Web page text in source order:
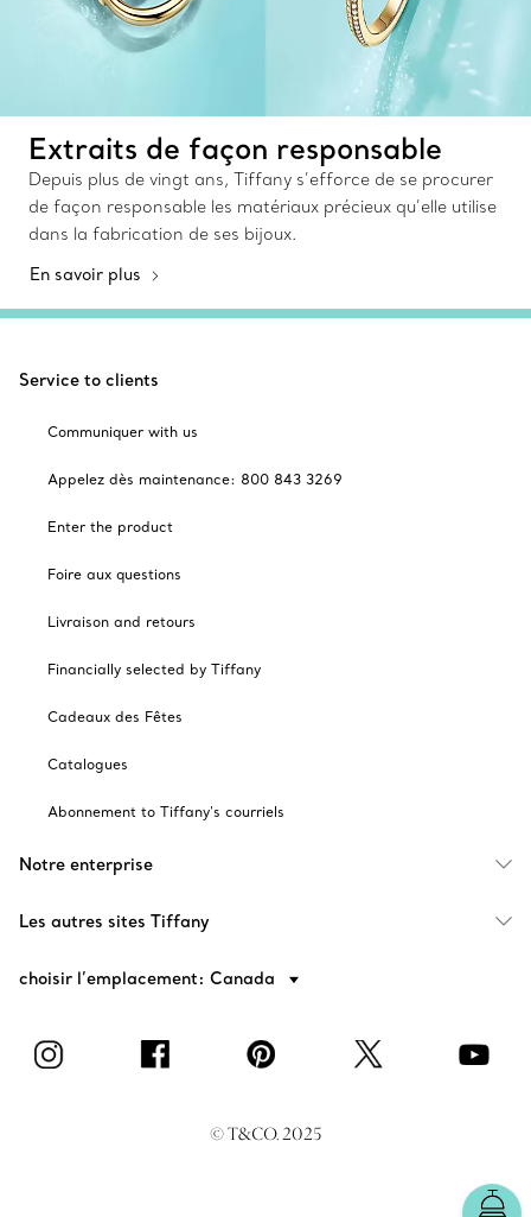
Extraits de façon responsable
Depuis plus de vingt ans, Tiffany s’efforce de se procurer
de façon responsable les matériaux précieux qu’elle utilise
dans la fabrication de ses bijoux.
En savoir plus
Service to clients
Communiquer with us
Appelez dès maintenance: 800 843 3269
Enter the product
Foire aux questions
Livraison and retours
Financially selected by Tiffany
Cadeaux des Fêtes
Catalogues
Abonnement to Tiffany's courriels
Notre enterprise
Les autres sites Tiffany
choisir l’emplacement: Canada
© T&CO. 2025